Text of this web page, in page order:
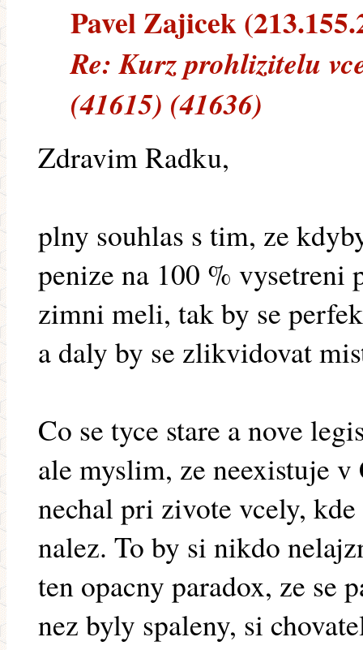
Pavel Zajicek
Re: Kurz prohlizitelu
(41615) (41636)
Zdravim Radku,
plny souhlas s tim, ze
penize na 100 %
zimni meli, tak by se
a daly by se zlikvidovat
Co se tyce stare a nove
ale myslim, ze neexistuje
nechal pri zivote vcely,
nalez. To by si nikdo
ten opacny paradox, ze se
nez byly spaleny, si